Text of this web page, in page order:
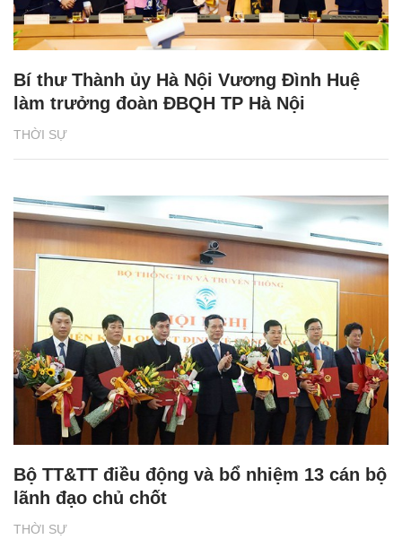
THỜI SỰ
Bí thư Thành ủy Hà Nội Vương Đình Huệ
làm trưởng đoàn ĐBQH TP Hà Nội
THỜI SỰ
Bộ TT&TT điều động và bổ nhiệm 13 cán bộ
lãnh đạo chủ chốt